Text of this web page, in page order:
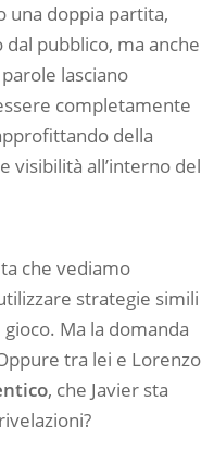
una doppia partita,
pubblico, ma anche
lasciano
completamente
della
visibilità all’interno del
che vediamo
strategie simili
Ma la domanda
tra lei e Lorenzo
, che Javier sta